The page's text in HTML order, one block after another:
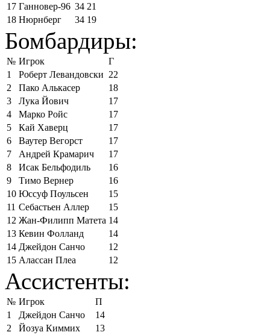
17 Ганновер-96 34 21
18 Нюрнберг 34 19
Бомбардиры:
№ Игрок
Г
1
Роберт Левандовски 22
2
Пако Алькасер
18
3
Лука Йович
17
4
Марко Ройс
17
5
Кай Хаверц
17
6
Ваутер Вегорст
17
7
Андрей Крамарич
17
8
Исак Бельфодиль
16
9
Тимо Вернер
16
10 Юссуф Поульсен
15
11 Себастьен Аллер
15
12 Жан-Филипп Матета 14
13 Кевин Фолланд
14
14 Джейдон Санчо
12
15 Алассан Плеа 12
Ассистенты:
№ Игрок
П
1
Джейдон Санчо
14
2
Йозуа Киммих
13